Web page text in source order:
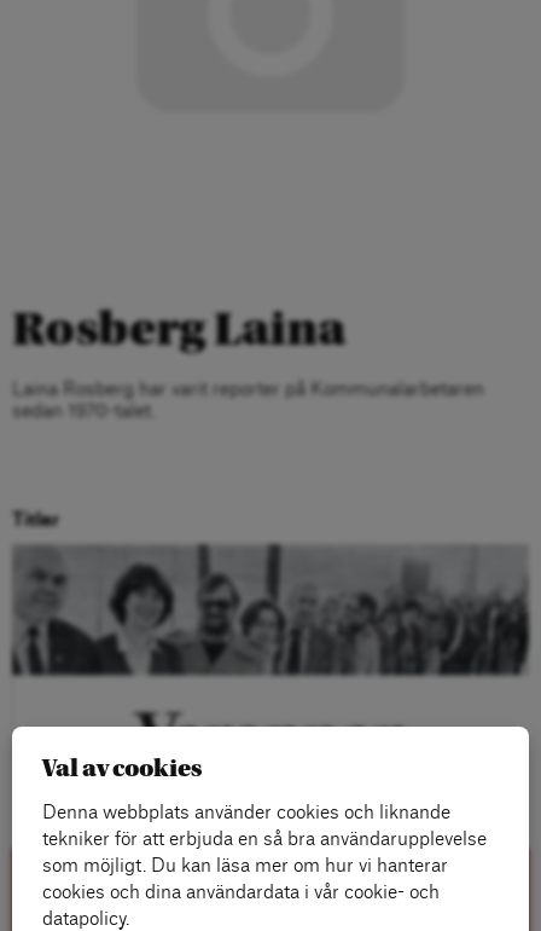
Rosberg Laina
Laina Rosberg har varit reporter på Kommunalarbetaren
sedan 1970-talet.
Titlar
Val av cookies
Denna webbplats använder cookies och liknande
tekniker för att erbjuda en så bra användarupplevelse
som möjligt. Du kan läsa mer om hur vi hanterar
cookies och dina användardata i vår cookie- och
datapolicy.